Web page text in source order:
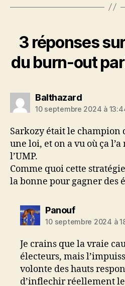
3 réponses
du burn-out
Balthazarddit :
10 septembre 2024 à
Sarkozy était le
une loi, et on a vu où ça
l’UMP.
Comme quoi cette
la bonne pour gagner des
Panoufdit :
10 septembre 2024 à
Je crains que la vraie
électeurs, mais
volonte des hauts
d’inflechir réellement